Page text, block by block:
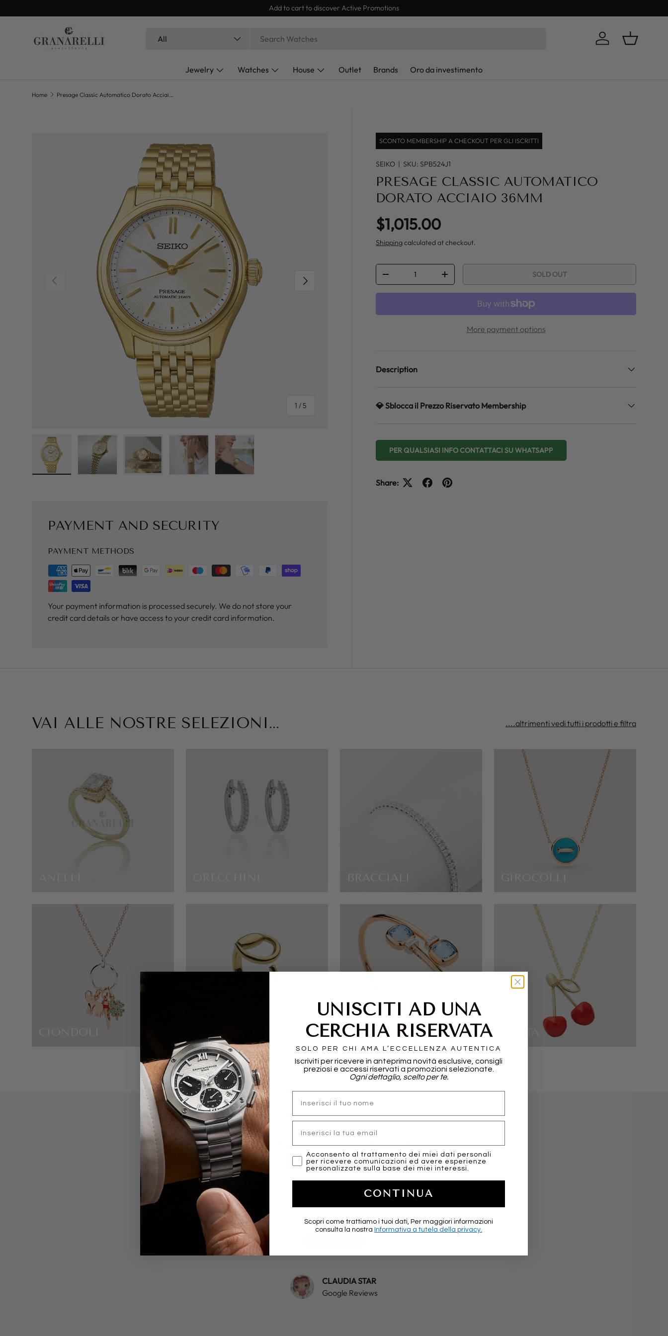
SKIP TO CONTENT
Add to cart to discover Active Promotions
All Log in Basket
Jewelry Watches House Outlet Brands Oro da investimento
Home
SKIP TO PRODUCT INFORMATION
PREVIOUS
1 /of
5
NEXT
SCONTO MEMBERSHIP A CHECKOUT PER GLI ISCRITTI
SEIKO | SKU: SPB524J1
PRESAGE CLASSIC AUTOMATICO
DORATO ACCIAIO 36MM
Regular price
$1,015.00
Shipping calculated at checkout.
Qty
DECREASE QUANTITYINCREASE QUANTITY SOLD OUT
More payment options
Description
💎 Sblocca il Prezzo Riservato Membership
PER QUALSIASI INFO CONTATTACI SU WHATSAPP
Share:
PAYMENT AND SECURITY
PAYMENT METHODS
Your payment information is processed securely. We do not store your
credit card details or have access to your credit card information.
VAI ALLE NOSTRE SELEZIONI... ....altrimenti vedi tutti i prodotti e filtra
BRACCIALI
POMELLATO
WHAT THEY SAY ABOUT US...
I have purchased more than once and I think I will do it again.
So far great online shopping experience …..
CLAUDIA STAR
Google Reviews
UNISCITI AD UNA
CERCHIA RISERVATA
SOLO PER CHI AMA L’ECCELLENZA AUTENTICA
Iscriviti per ricevere in anteprima novità esclusive, consigli
preziosi e accessi riservati a promozioni selezionate.
Ogni dettaglio, scelto per te.
nome
Email
marketing
Acconsento al trattamento dei miei dati personali
per ricevere comunicazioni ed avere esperienze
personalizzate sulla base dei miei interessi.
CONTINUA
Scopri come trattiamo i tuoi dati, Per maggiori informazioni
consulta la nostra Informativa a tutela della privacy.